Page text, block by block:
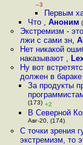
–3
Первым
Что , Аноним
Экcтpeмизм -
лжи с сами зн,
Нет никакой
наказывают ,
Ну вот
должен в бараке
За продукты
(173) +2
В Северной
Авг-20, (174)
С точки зрения
экстремизм, то